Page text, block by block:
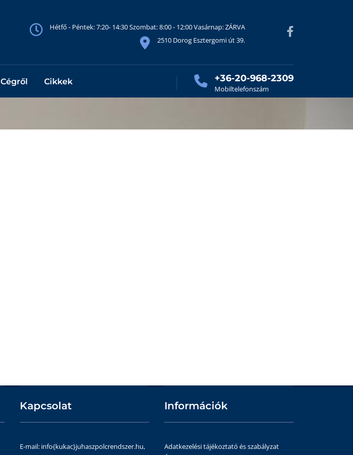
Hétfő - Péntek: 7:20- 14:30 Szombat: 8:00 - 12:00 Vasárnap: ZÁRVA
2510 Dorog Esztergomi út 39.
Cégről Cikkek +36-20-968-2309
Mobiltelefonszám
Kapcsolat
E-mail: info{kukac}juhaszpolcrendszer.hu,
Információk
Adatkezelési tájékoztató és szabályzat